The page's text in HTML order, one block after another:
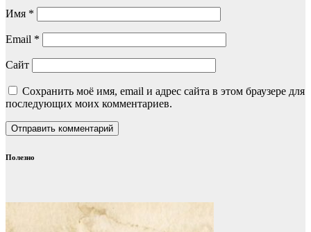
Имя *
Email *
Сайт
Сохранить моё имя, email и адрес сайта в этом браузере для
последующих моих комментариев.
Полезно